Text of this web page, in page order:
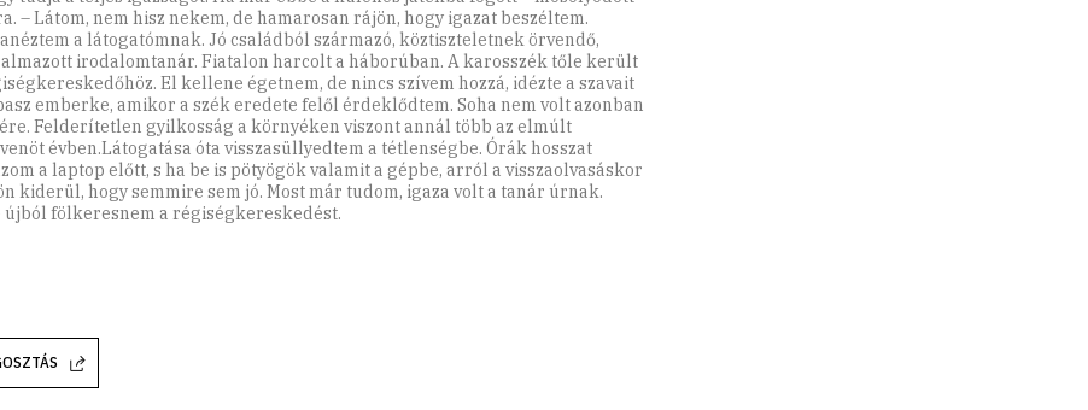
– Látom, nem hisz nekem, de hamarosan rájön, hogy igazat beszéltem.
a látogatómnak. Jó családból származó, köztiszteletnek örvendő,
irodalomtanár. Fiatalon harcolt a háborúban. A karosszék tőle került
El kellene égetnem, de nincs szívem hozzá, idézte a szavait
emberke, amikor a szék eredete felől érdeklődtem. Soha nem volt azonban
Felderítetlen gyilkosság a környéken viszont annál több az elmúlt
évben.Látogatása óta visszasüllyedtem a tétlenségbe. Órák hosszat
a laptop előtt, s ha be is pötyögök valamit a gépbe, arról a visszaolvasáskor
kiderül, hogy semmire sem jó. Most már tudom, igaza volt a tanár úrnak.
újból fölkeresnem a régiségkereskedést.